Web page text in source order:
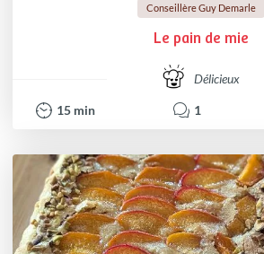
Conseillère Guy Demarle
Le pain de mie
Délicieux
15 min 1